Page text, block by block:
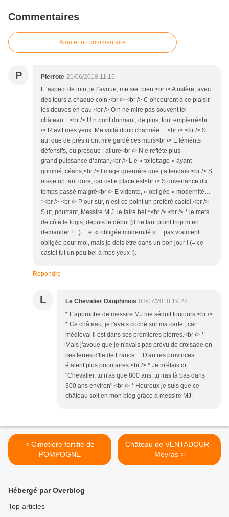
Commentaires
Ajouter un commentaire
P Pierrote 21/06/2018 11:15
L ‘aspect de loin, je l’avoue, me siet bien,<br /> A ustère, avec
des tours à chaque coin.<br /> <br /> C oncourent à ce plaisir
les douves en eau.<br /> O n ne mire pas souvent tel
château…<br /> U n pont dormant, de plus, tout empierré<br
/> R avit mes yeux. Me voilà donc charmée… <br /> <br /> S
auf que de près n’ont mie gardé ces murs<br /> E léménts
défensifs, ou presque : allure<br /> N e reflète plus
grand’puissance d’antan,<br /> L e « toilettage » ayant
gommé, céans,<br /> I mage guerrière que j’attendais.<br /> S
uis-je un tant dure, car cette place est<br /> S ouvenance du
temps passé malgré<br /> E vidente, « obligée » modernité…
*<br /> <br /> P our sûr, n’est-ce point un préféré castel.<br />
S ut, pourtant, Messire M.J. le faire bel.*<br /> <br /> * je mets
de côté le logis, depuis le début (il ne faut point trop m’en
demander !…)… et « obligée modernité »… pas vraiment
obligée pour moi, mais je dois être dans un bon jour ! (= ce
castel fut un peu bel à mes yeux !).
Répondre
L Le Chevalier Dauphinois 03/07/2018 19:28
* L'approche de messire MJ me séduit toujours.<br />
* Ce château, je l'avais coché sur ma carte , car
médiéval il est dans ses premières pierres.<br /> *
Mais j'avoue que je n'avais pas prévu de croisade en
ces terres d'Ile de France.... D'autres provinces
étaient plus prioritaires.<br /> * Je m'étais dit :
"Chevalier, tu n'as que 800 ans, tu iras là bas dans
300 ans environ".<br /> * Heureux je suis que ce
château soit en mon blog grâce à messire MJ.
< Cimetière fortifié de
POMPOGNE
Château de VENTADOUR -
Meyras >
Hébergé par Overblog
Top articles